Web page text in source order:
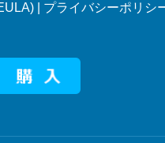
| プライバシーポリシ